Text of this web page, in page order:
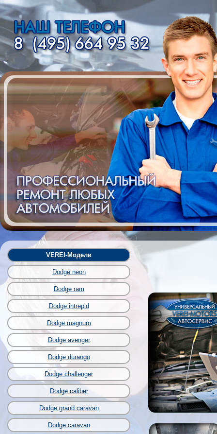
VEREI-Модели
Dodge neon
Dodge ram
Dodge intrepid
Dodge magnum
Dodge avenger
Dodge durango
Dodge challenger
Dodge caliber
Dodge grand caravan
Dodge caravan